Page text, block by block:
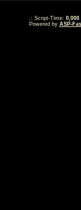
.: Script-Time: 0,000
Powered by ASP-